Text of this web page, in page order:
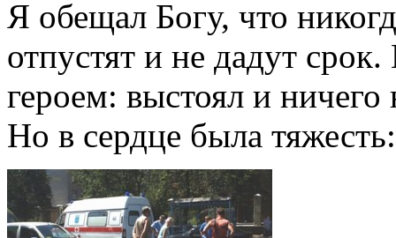
Я обещал Богу, что
отпустят и не дадут
героем: выстоял и
Но в сердце была